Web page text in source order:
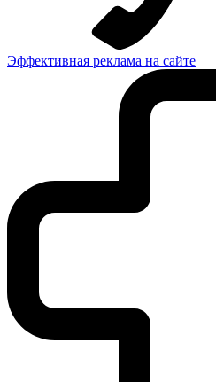
Эффективная реклама на сайте